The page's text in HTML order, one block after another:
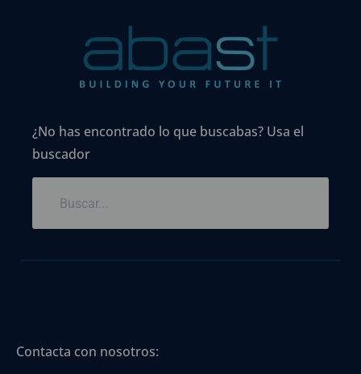
¿No has encontrado lo que buscabas? Usa el
buscador
Contacta con nosotros: